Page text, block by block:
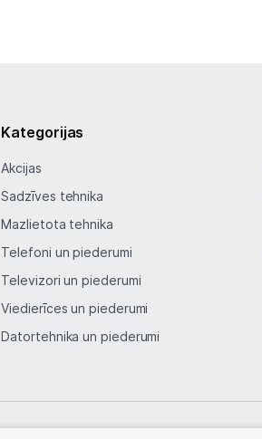
Kategorijas
Akcijas
Sadzīves tehnika
Mazlietota tehnika
Telefoni un piederumi
Televizori un piederumi
Viedierīces un piederumi
Datortehnika un piederumi